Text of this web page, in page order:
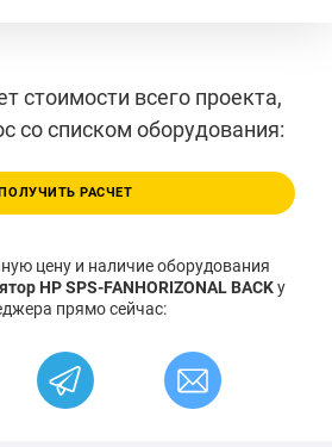
стоимости всего проекта,
со списком оборудования:
РАСЧЕТ
цену и наличие оборудования
HP SPS-FANHORIZONAL BACKу
прямо сейчас: